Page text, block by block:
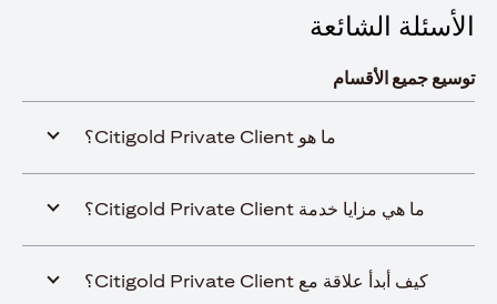
الأسئلة الشائعة
توسيع جميع الأقسام
ما هو Citigold Private Client؟
ما هي مزايا خدمة Citigold Private Client؟
كيف أبدأ علاقة مع Citigold Private Client؟